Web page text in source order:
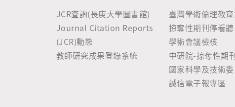
JCR查詢(長庚大學圖書館)
Journal Citation Reports
(JCR)動態
教師研究成果登錄系統
臺灣學術倫理教
掠奪性期刊停看聽
學術會議檢核
中研院-掠奪性期
國家科學及技術
誠信電子報專區